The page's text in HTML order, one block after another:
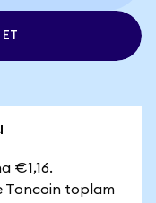
€1,16.
Toncoin toplam